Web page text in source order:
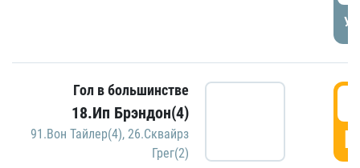
Гол в большинстве
18.Ип Брэндон(4)
91.Вон Тайлер(4), 26.Сквайрз
Грег(2)